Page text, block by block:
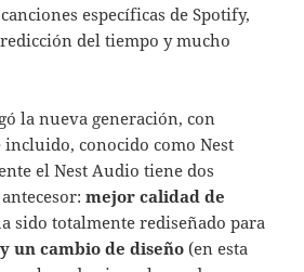
específicas de Spotify,
del tiempo y mucho
la nueva generación, con
conocido como Nest
el Nest Audio tiene dos
mejor calidad de
sido totalmente rediseñado para
y un cambio de diseño (en esta